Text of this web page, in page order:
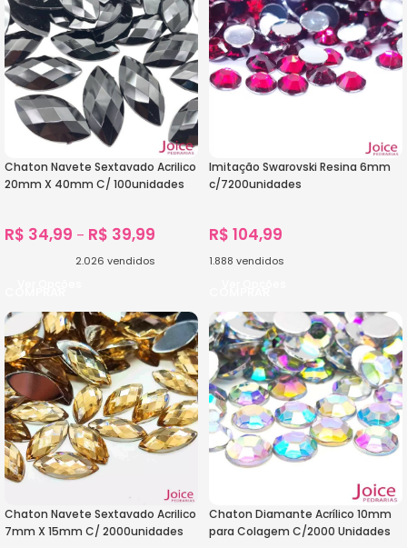
Chaton Navete Sextavado Acrilico
20mm X 40mm C/ 100unidades
R$ 34,99 – R$ 39,99
2.026 vendidos
Imitação Swarovski Resina 6mm
c/7200unidades
R$ 104,99
1.888 vendidos
Chaton Navete Sextavado Acrilico
7mm X 15mm C/ 2000unidades
Chaton Diamante Acrílico 10mm
para Colagem C/2000 Unidades